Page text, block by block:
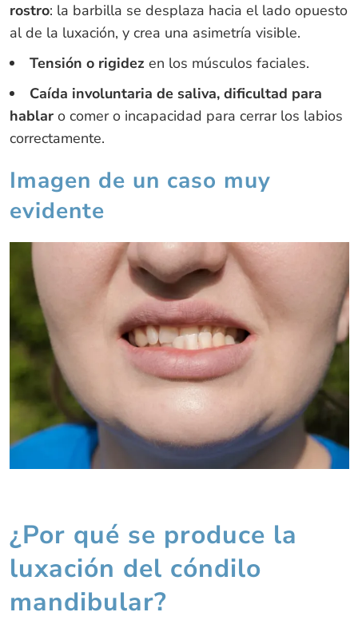
rostro: la barbilla se desplaza hacia el lado opuesto
al de la luxación, y crea una asimetría visible.
Tensión o rigidez en los músculos faciales.
Caída involuntaria de saliva, dificultad para
hablaro comer o incapacidad para cerrar los labios
correctamente.
Imagen de un caso muy
evidente
¿Por qué se produce la
luxación del cóndilo
mandibular?